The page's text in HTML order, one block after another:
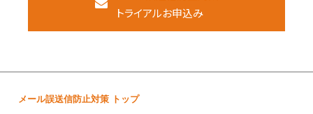
トライアルお申込み
メール誤送信防止対策 トップ